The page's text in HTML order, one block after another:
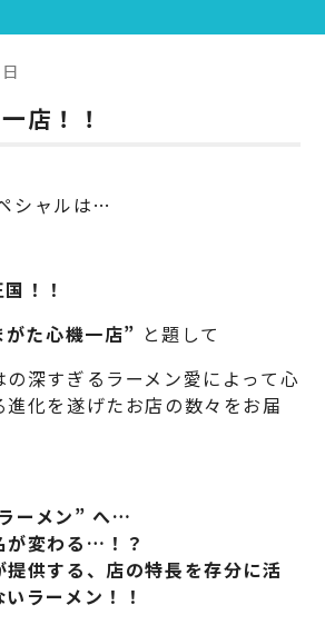
店！！
シャルは…
！！
た心機一店” と題して
深すぎるラーメン愛によって心
化を遂げたお店の数々をお届
ーメン” へ…
が変わる…！？
供する、店の特長を存分に活
ラーメン！！